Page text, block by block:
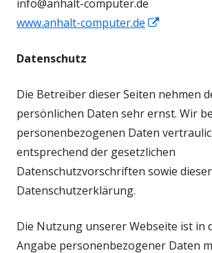
info@anhalt-computer.de
www.anhalt-computer.de
Datenschutz
Die Betreiber dieser Seiten nehmen
persönlichen Daten sehr ernst. Wir
personenbezogenen Daten
entsprechend der gesetzlichen
Datenschutzvorschriften sowie dieser
Datenschutzerklärung.
Die Nutzung unserer Webseite ist in
Angabe personenbezogener Daten